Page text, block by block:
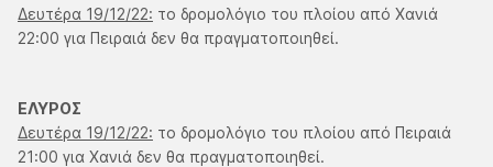
Δευτέρα 19/12/22: το δρομολόγιο του πλοίου από Χανιά
22:00 για Πειραιά δεν θα πραγματοποιηθεί.
ΕΛΥΡΟΣ
Δευτέρα 19/12/22: το δρομολόγιο του πλοίου από Πειραιά
21:00 για Χανιά δεν θα πραγματοποιηθεί.